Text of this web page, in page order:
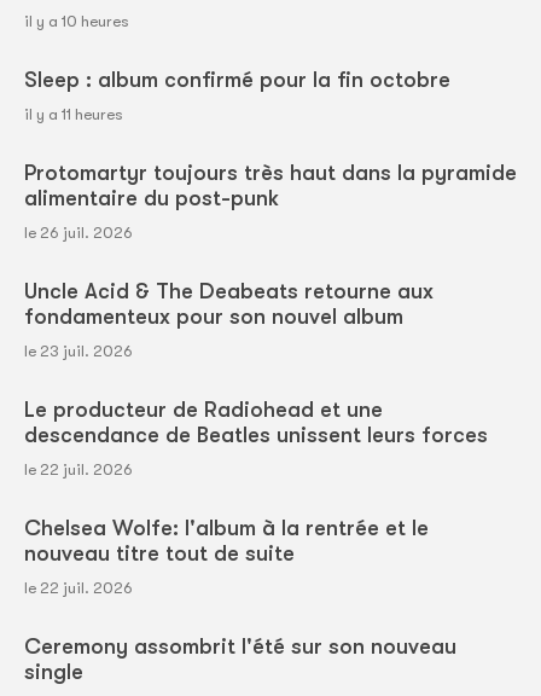
il y a 10 heures
Sleep : album confirmé pour la fin octobre
il y a 11 heures
Protomartyr toujours très haut dans la pyramide
alimentaire du post-punk
le 26 juil. 2026
Uncle Acid & The Deabeats retourne aux
fondamenteux pour son nouvel album
le 23 juil. 2026
Le producteur de Radiohead et une
descendance de Beatles unissent leurs forces
le 22 juil. 2026
Chelsea Wolfe: l'album à la rentrée et le
nouveau titre tout de suite
le 22 juil. 2026
Ceremony assombrit l'été sur son nouveau
single